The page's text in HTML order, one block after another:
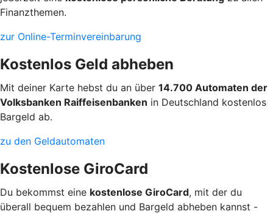
Finanzthemen.
zur Online-Terminvereinbarung
Kostenlos Geld abheben
Mit deiner Karte hebst du an über 14.700 Automaten der
Volksbanken Raiffeisenbanken in Deutschland kostenlos
Bargeld ab.
zu den Geldautomaten
Kostenlose GiroCard
Du bekommst eine kostenlose GiroCard, mit der du
überall bequem bezahlen und Bargeld abheben kannst -